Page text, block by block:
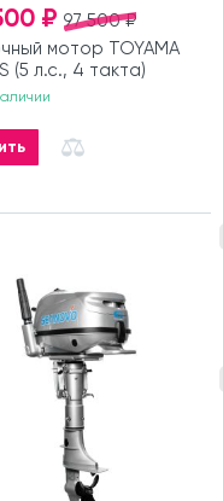
97 500 ₽
₽
мотор TOYAMA
(5 л.с., 4 такта)